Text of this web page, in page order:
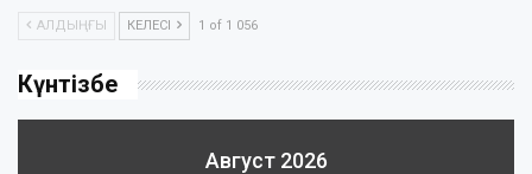
АЛДЫҢҒЫ КЕЛЕСІ 1 of 1 056
Күнтізбе
Август 2026